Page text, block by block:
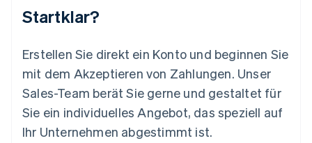
Startklar?
Erstellen Sie direkt ein Konto und beginnen Sie
mit dem Akzeptieren von Zahlungen. Unser
Sales-Team berät Sie gerne und gestaltet für
Sie ein individuelles Angebot, das speziell auf
Ihr Unternehmen abgestimmt ist.
Nederlands English
Norwegen
Österreich
Polen
English
Portugal
Português English
Rumänien